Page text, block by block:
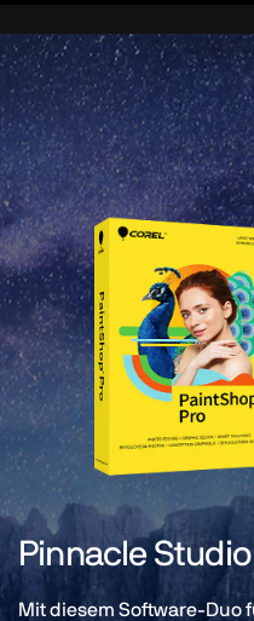
Pinnacle
Mit diesem Software-Duo